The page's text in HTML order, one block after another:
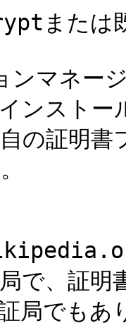
または既
マネー
インスト
の証明
で、証明
局でも